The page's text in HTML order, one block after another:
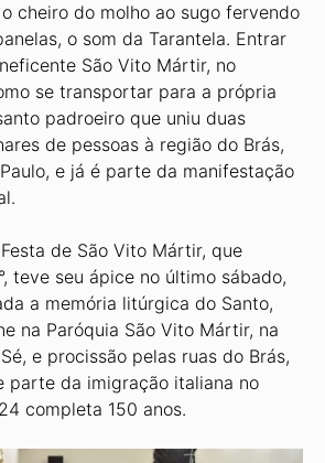
cheiro do molho ao sugo fervendo
o som da Tarantela. Entrar
São Vito Mártir, no
se transportar para a própria
padroeiro que uniu duas
de pessoas à região do Brás,
e já é parte da manifestação
de São Vito Mártir, que
teve seu ápice no último sábado,
a memória litúrgica do Santo,
na Paróquia São Vito Mártir, na
e procissão pelas ruas do Brás,
parte da imigração italiana no
completa 150 anos.